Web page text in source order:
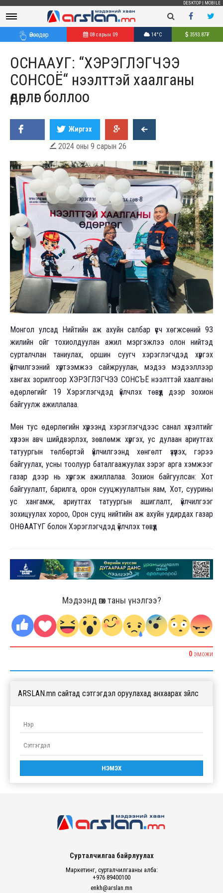
DESKTOP MOBILE
Өнөөдөр 08 сарын 09 14°C 3593.87₮
ОСНААУГ: “ХЭРЭГЛЭГЧЭЭ
СОНСОЁ“ нээлттэй хаалганы
өдөрлөг боллоо
Жиргэх
 2024 оны 9 сарын 26
Монгол улсад Нийтийн аж ахуйн салбар үүсч хөгжсөний 93
жилийн ойг тохиолдуулан ажил мэргэжлээ олон нийтэд
сурталчлан таниулах, оршин суугч хэрэглэгчдэд хүргэх
үйлчилгээний хүртээмжээ сайжруулан, мэдээ мэдээллээр
хангах зорилгоор ХЭРЭГЛЭГЧЭЭ СОНСЪЁ нээлттэй хаалганы
өдөрлөгийг 19 Хэрэглэгчдэд үйлчлэх төвүүд дээр зохион
байгуулж ажиллалаа.
Мөн тус өдөрлөгийн хүрээнд хэрэглэгчдээс санал хүсэлтийг
хүлээн авч шийдвэрлэх, зөвлөмж хүргэх, ус дулаан ариутгах
татуургын төлбөртэй үйлчилгээнд хөнгөлт үзүүлэх, гэрээ
байгуулах, усны тоолуур баталгаажуулах зэрэг арга хэмжээг
газар дээр нь хүргэж ажиллалаа. Зохион байгуулсан: Хот
байгуулалт, барилга, орон сууцжуулалтын яам, Хот, суурины
ус хангамж, ариутгах татуургын ашиглалт, үйлчилгээг
зохицуулах хороо, Орон сууц нийтийн аж ахуйн удирдах газар
ОНӨААТҮГ болон Хэрэглэгчдэд үйлчлэх төвүүд
Мэдээнд өгөх таны үнэлгээ?
0 ЭМОЖИ
ARSLAN.mn сайтад сэтгэгдэл оруулахад анхаарах зүйлс
Сурталчилгаа байрлуулах
Маркетинг, сурталчилгааны алба:
+976 89400100
enkh@arslan.mn